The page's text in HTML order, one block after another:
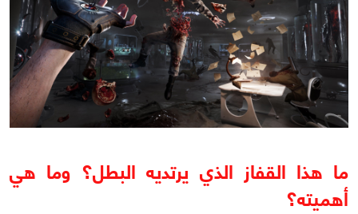
ما هذا القفاز الذي يرتديه البطل؟ وما هي
أهميته؟